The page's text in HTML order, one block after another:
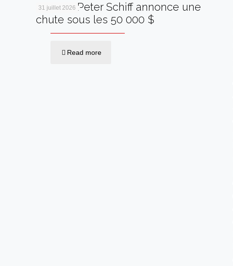
31 juillet 2026
Bitcoin : Peter Schiff annonce une
chute sous les 50 000 $
Read more